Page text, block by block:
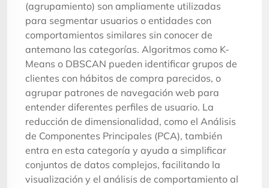
(agrupamiento) son ampliamente utilizadas
para segmentar usuarios o entidades con
comportamientos similares sin conocer de
antemano las categorías. Algoritmos como K-
Means o DBSCAN pueden identificar grupos de
clientes con hábitos de compra parecidos, o
agrupar patrones de navegación web para
entender diferentes perfiles de usuario. La
reducción de dimensionalidad, como el Análisis
de Componentes Principales (PCA), también
entra en esta categoría y ayuda a simplificar
conjuntos de datos complejos, facilitando la
visualización y el análisis de comportamiento al